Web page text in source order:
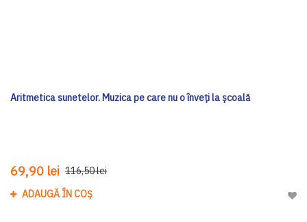
Aritmetica sunetelor. Muzica pe care nu o înveți la școală
69,90 lei 116,50 lei
ADAUGĂ ÎN COȘ